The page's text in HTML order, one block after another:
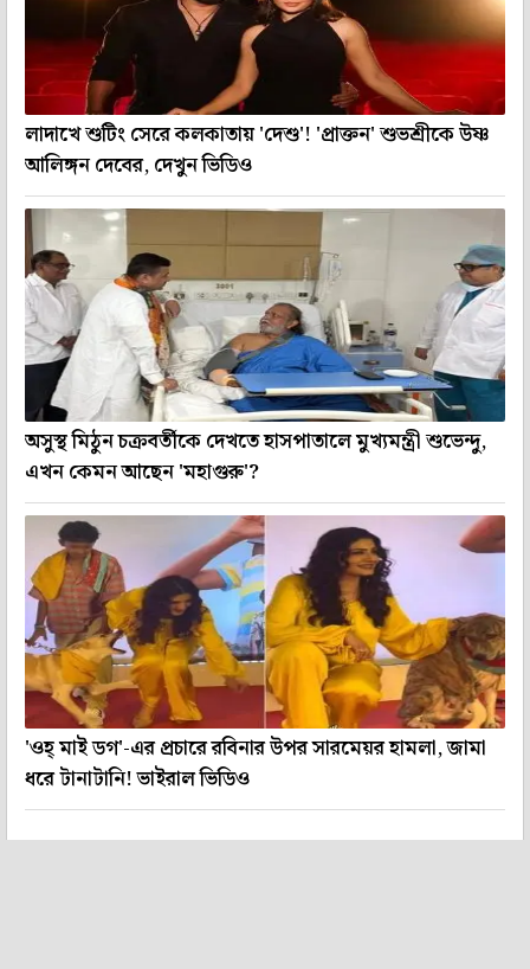
লাদাখে শুটিং সেরে কলকাতায় 'দেশু'! 'প্রাক্তন' শুভশ্রীকে উষ্ণ
আলিঙ্গন দেবের, দেখুন ভিডিও
অসুস্থ মিঠুন চক্রবর্তীকে দেখতে হাসপাতালে মুখ্যমন্ত্রী শুভেন্দু,
এখন কেমন আছেন 'মহাগুরু'?
'ওহ্ মাই ডগ'-এর প্রচারে রবিনার উপর সারমেয়র হামলা, জামা
ধরে টানাটানি! ভাইরাল ভিডিও